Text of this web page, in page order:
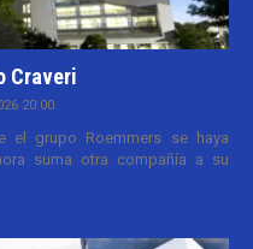
Craveri
20:00
el grupo Roemmers se haya
suma otra compañía a su